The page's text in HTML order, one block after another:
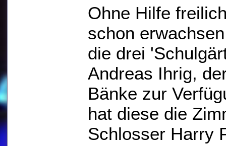
Ohne Hilfe
schon
die drei
Andreas Ihrig,
Bänke zur
hat diese die
Schlosser Harry